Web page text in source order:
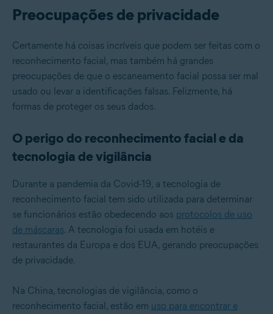
Preocupações de privacidade
Certamente há coisas incríveis que podem ser feitas com o
reconhecimento facial, mas também há grandes
preocupações de que o escaneamento facial possa ser mal
usado ou levar a identificações falsas. Felizmente, há
formas de proteger os seus dados.
O perigo do reconhecimento facial e da
tecnologia de vigilância
Durante a pandemia da Covid-19, a tecnologia de
reconhecimento facial tem sido utilizada para determinar
se funcionários estão obedecendo aos protocolos de uso
de máscaras. A tecnologia foi usada em hotéis e
restaurantes da Europa e dos EUA, gerando preocupações
de privacidade.
Na China, tecnologias de vigilância, como o
reconhecimento facial, estão em uso para encontrar e